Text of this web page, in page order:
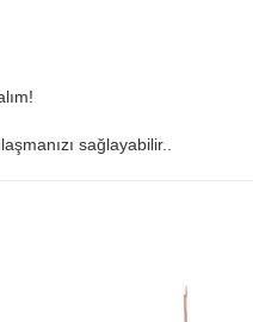
sağlayabilir..